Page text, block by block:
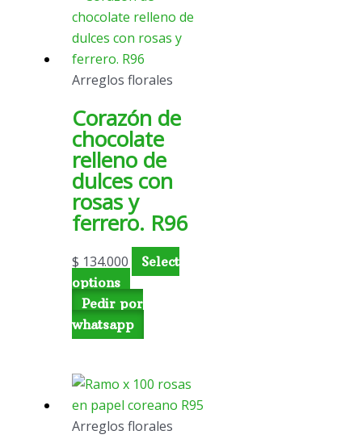
Arreglos florales
Corazón de
chocolate
relleno de
dulces con
rosas y
ferrero. R96
$ 134.000
Select
options
Pedir por
whatsapp
Arreglos florales